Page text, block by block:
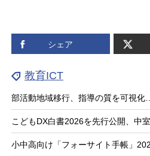
シェア
教育ICT